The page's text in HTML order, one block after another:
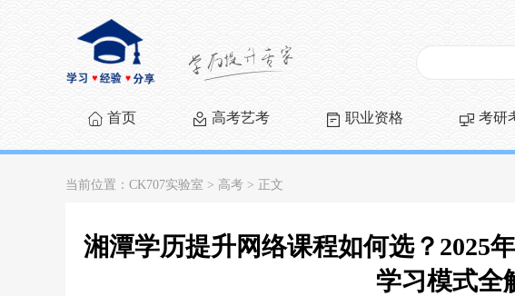
首页 高考艺考 职业资格 考研
当前位置： CK707实验室​ > 高考 > 正文
湘潭学历提升网络课程如何选？2025
学习模式全